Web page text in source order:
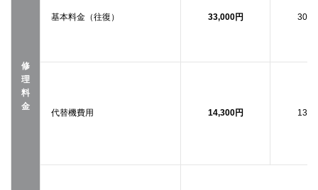
修
理
料
金
基本料金（往復） 33,000円
代替機費用 14,300円